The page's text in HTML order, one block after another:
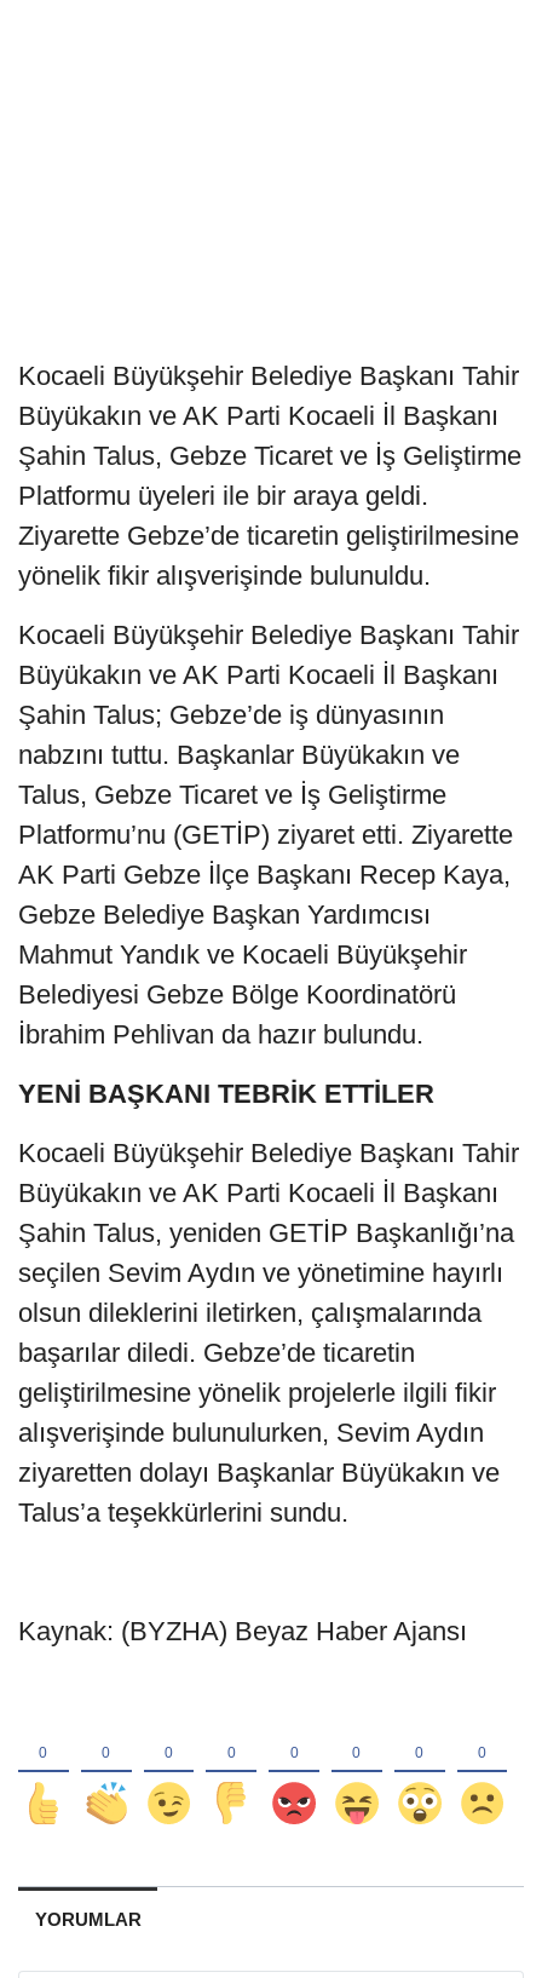
Kocaeli Büyükşehir Belediye Başkanı Tahir
Büyükakın ve AK Parti Kocaeli İl Başkanı
Şahin Talus, Gebze Ticaret ve İş Geliştirme
Platformu üyeleri ile bir araya geldi.
Ziyarette Gebze’de ticaretin geliştirilmesine
yönelik fikir alışverişinde bulunuldu.
Kocaeli Büyükşehir Belediye Başkanı Tahir
Büyükakın ve AK Parti Kocaeli İl Başkanı
Şahin Talus; Gebze’de iş dünyasının
nabzını tuttu. Başkanlar Büyükakın ve
Talus, Gebze Ticaret ve İş Geliştirme
Platformu’nu (GETİP) ziyaret etti. Ziyarette
AK Parti Gebze İlçe Başkanı Recep Kaya,
Gebze Belediye Başkan Yardımcısı
Mahmut Yandık ve Kocaeli Büyükşehir
Belediyesi Gebze Bölge Koordinatörü
İbrahim Pehlivan da hazır bulundu.
YENİ BAŞKANI TEBRİK ETTİLER
Kocaeli Büyükşehir Belediye Başkanı Tahir
Büyükakın ve AK Parti Kocaeli İl Başkanı
Şahin Talus, yeniden GETİP Başkanlığı’na
seçilen Sevim Aydın ve yönetimine hayırlı
olsun dileklerini iletirken, çalışmalarında
başarılar diledi. Gebze’de ticaretin
geliştirilmesine yönelik projelerle ilgili fikir
alışverişinde bulunulurken, Sevim Aydın
ziyaretten dolayı Başkanlar Büyükakın ve
Talus’a teşekkürlerini sundu.
Kaynak: (BYZHA) Beyaz Haber Ajansı
YORUMLAR